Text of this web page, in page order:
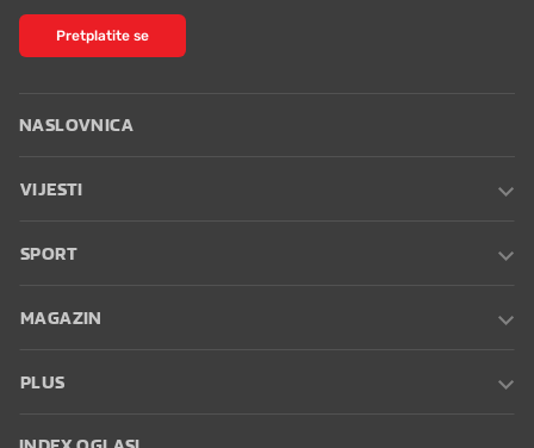
Pretplatite se
NASLOVNICA
VIJESTI
SPORT
MAGAZIN
PLUS